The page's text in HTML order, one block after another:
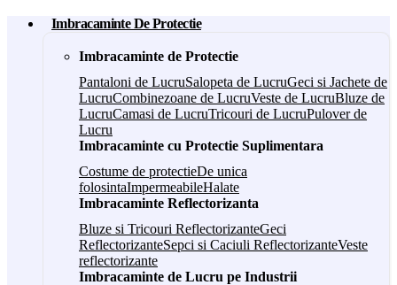
Imbracaminte De Protectie
Imbracaminte de Protectie
Pantaloni de LucruSalopeta de LucruGeci si Jachete de
LucruCombinezoane de LucruVeste de LucruBluze de
LucruCamasi de LucruTricouri de LucruPulover de
Lucru
Imbracaminte cu Protectie Suplimentara
Costume de protectieDe unica
folosintaImpermeabileHalate
Imbracaminte Reflectorizanta
Bluze si Tricouri ReflectorizanteGeci
ReflectorizanteSepci si Caciuli ReflectorizanteVeste
reflectorizante
Imbracaminte de Lucru pe Industrii